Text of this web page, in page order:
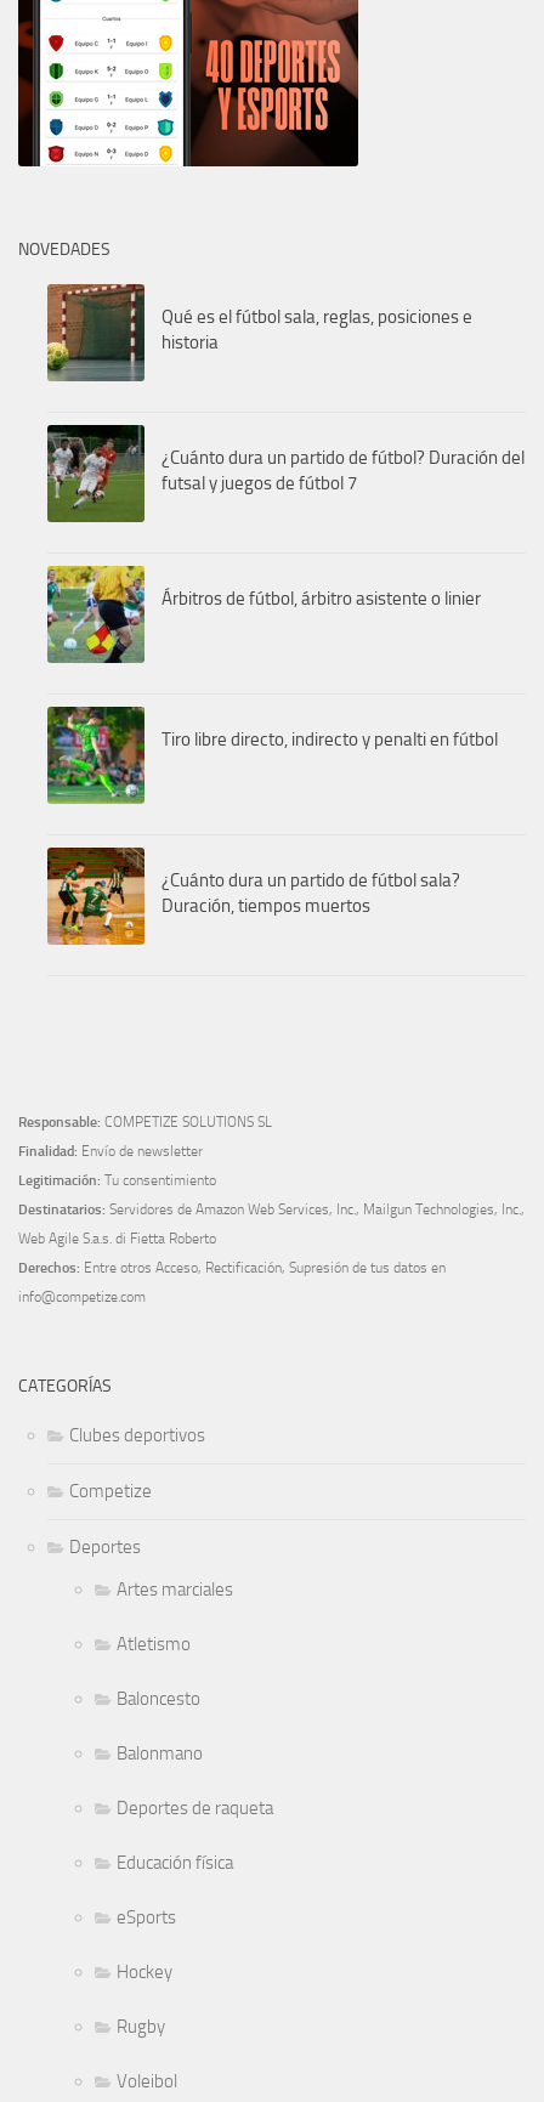
NOVEDADES
Qué es el fútbol sala, reglas, posiciones e
historia
¿Cuánto dura un partido de fútbol? Duración del
futsal y juegos de fútbol 7
Árbitros de fútbol, árbitro asistente o linier
Tiro libre directo, indirecto y penalti en fútbol
¿Cuánto dura un partido de fútbol sala?
Duración, tiempos muertos
Responsable: COMPETIZE SOLUTIONS SL
Finalidad: Envío de newsletter
Legitimación: Tu consentimiento
Destinatarios: Servidores de Amazon Web Services, Inc., Mailgun Technologies, Inc.,
Web Agile S.a.s. di Fietta Roberto
Derechos: Entre otros Acceso, Rectificación, Supresión de tus datos en
info@competize.com
CATEGORÍAS
Clubes deportivos
Competize
Deportes
Artes marciales
Atletismo
Baloncesto
Balonmano
Deportes de raqueta
Educación física
eSports
Hockey
Rugby
Voleibol